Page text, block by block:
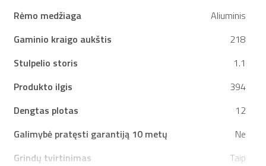
Rėmo medžiaga
Aliuminis
Gaminio kraigo aukštis
218
Stulpelio storis
1.1
Produkto ilgis
394
Dengtas plotas
12
Galimybė pratęsti garantiją 10 metų
Ne
Grindų tvirtinimas
Taip